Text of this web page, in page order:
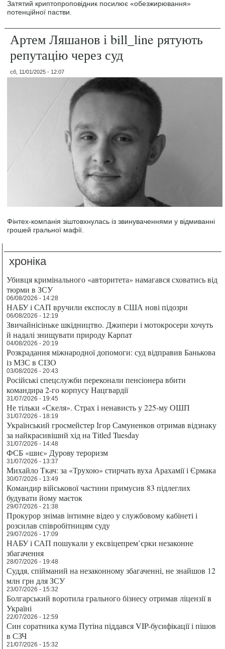
Затятий криптопроповідник посилює «обезжирювання»
потенційної пастви.
Артем Ляшанов і bill_line рятують
репутацію через суд
сб, 11/01/2025 - 12:07
Фінтех-компанія зіштовхнулась із звинуваченнями у відмиванні
грошей гральної мафії.
хроніка
Убивця кримінального «авторитета» намагався сховатись від
тюрми в ЗСУ
06/08/2026 - 14:28
НАБУ і САП вручили експослу в США нові підозри
06/08/2026 - 12:19
Звичайнісіньке шкідництво. Джипери і мотокросери хочуть
й надалі знищувати природу Карпат
04/08/2026 - 20:19
Розкрадання міжнародної допомоги: суд відправив Банькова
із МЗС в СІЗО
03/08/2026 - 20:43
Російські спецслужби переконали пенсіонера вбити
командира 2-го корпусу Нацгвардії
31/07/2026 - 19:45
Не тільки «Скеля». Страх і ненависть у 225-му ОШП
31/07/2026 - 18:19
Український гросмейстер Ігор Самуненков отримав відзнаку
за найкрасивіший хід на Titled Tuesday
31/07/2026 - 14:48
ФСБ «шиє» Дурову тероризм
31/07/2026 - 13:37
Михайло Ткач: за «Трухою» стирчать вуха Арахамії і Єрмака
30/07/2026 - 13:49
Командир військової частини примусив 83 підлеглих
будувати йому маєток
29/07/2026 - 21:38
Прокурор знімав інтимне відео у службовому кабінеті і
розсилав співробітницям суду
29/07/2026 - 17:09
НАБУ і САП пошукали у ексвіцепрем’єрки незаконне
збагачення
28/07/2026 - 19:48
Суддя, спійманий на незаконному збагаченні, не знайшов 12
млн грн для ЗСУ
23/07/2026 - 15:32
Болгарський воротила грального бізнесу отримав ліцензії в
Україні
22/07/2026 - 12:59
Син соратника кума Путіна піддався VIP-бусифікації і пішов
в СЗЧ
21/07/2026 - 15:32